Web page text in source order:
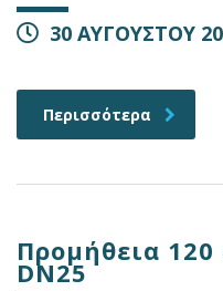
30 ΑΥΓΟΥΣΤΟΥ
Περισσότερα
Προμήθεια
DN25